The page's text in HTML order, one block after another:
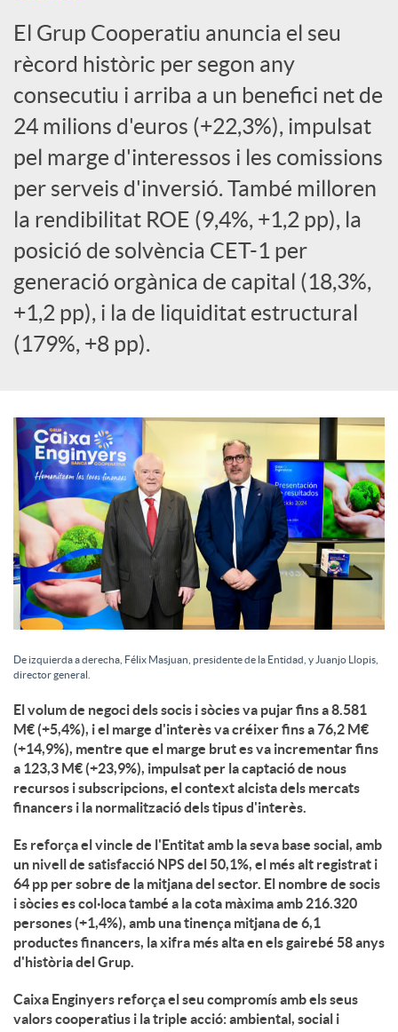
o
c
i
a
l
s
El Grup Cooperatiu anuncia el seu
rècord històric per segon any
consecutiu i arriba a un benefici net de
24 milions d'euros (+22,3%), impulsat
pel marge d'interessos i les comissions
per serveis d'inversió. També milloren
la rendibilitat ROE (9,4%, +1,2 pp), la
posició de solvència CET-1 per
generació orgànica de capital (18,3%,
+1,2 pp), i la de liquiditat estructural
(179%, +8 pp).
De izquierda a derecha, Félix Masjuan, presidente de la Entidad, y Juanjo Llopis,
director general.
El volum de negoci dels socis i sòcies va pujar fins a 8.581
M€ (+5,4%), i el marge d'interès va créixer fins a 76,2 M€
(+14,9%), mentre que el marge brut es va incrementar fins
a 123,3 M€ (+23,9%), impulsat per la captació de nous
recursos i subscripcions, el context alcista dels mercats
financers i la normalització dels tipus d'interès.
Es reforça el vincle de l'Entitat amb la seva base social, amb
un nivell de satisfacció NPS del 50,1%, el més alt registrat i
64 pp per sobre de la mitjana del sector. El nombre de socis
i sòcies es col·loca també a la cota màxima amb 216.320
persones (+1,4%), amb una tinença mitjana de 6,1
productes financers, la xifra més alta en els gairebé 58 anys
d'història del Grup.
Caixa Enginyers reforça el seu compromís amb els seus
valors cooperatius i la triple acció: ambiental, social i